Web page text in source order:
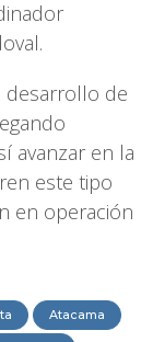
desarrollo de
avanzar en la
este tipo
en operación
Atacama